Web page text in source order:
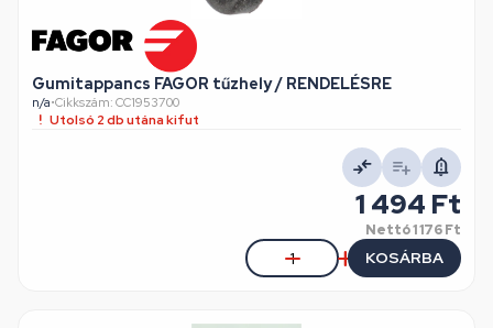
Gumitappancs FAGOR tűzhely / RENDELÉSRE
n/a•Cikkszám: CC1953700
Utolsó 2 db utána kifut
1 494 Ft
Nettó1 176 Ft
KOSÁRBA